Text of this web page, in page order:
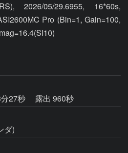
2026/05/29.6955, 16*60s,
Pro (Bin=1, Gain=100,
27秒
露出 960秒
ダ)